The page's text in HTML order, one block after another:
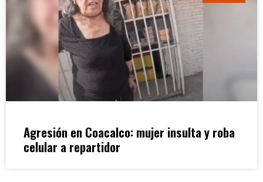
Agresión en Coacalco: mujer insulta y roba
celular a repartidor